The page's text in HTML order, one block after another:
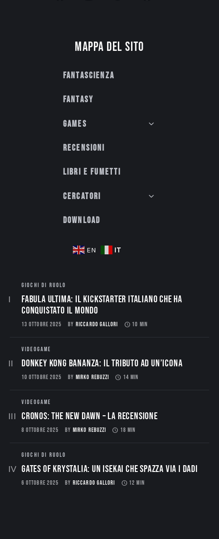
Mappa del sito
Fantascienza
Fantasy
Games
Recensioni
Libri e fumetti
Cercatori
Download
EN IT
GIOCHI DI RUOLO
Fabula Ultima: il Kickstarter italiano che ha
conquistato il mondo
13 OTTOBRE 2025 BY RICCARDO GALLORI 10 MIN
VIDEOGAME
Donkey Kong Bananza: Il Tributo ad un’Icona
10 OTTOBRE 2025 BY MIRKO REBUZZI 14 MIN
VIDEOGAME
CRONOS: THE NEW DAWN – La Recensione
8 OTTOBRE 2025 BY MIRKO REBUZZI 18 MIN
GIOCHI DI RUOLO
Gates of Krystalia: Un Isekai che spazza via i dadi
6 OTTOBRE 2025 BY RICCARDO GALLORI 12 MIN